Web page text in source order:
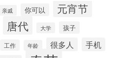
亲戚 你可以 元宵节
唐代 大学 孩子
工作 年龄 很多人 手机